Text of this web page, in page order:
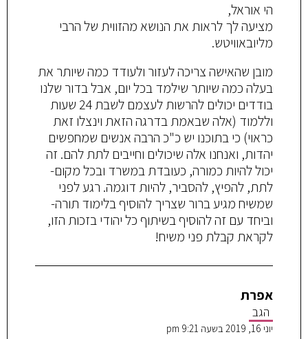
הי אוראל,
מציעה לך לראות את הנושא מהזווית של הרבי
מליובאוויטש.
מובן שהאישה צריכה לעזור ולעודד כמה שיותר את
בעלה כמה שיותר שילמד בכל יום, אבל בדור שלנו
בודדים יכולים להרשות לעצמם לשבת 24 שעות
וללמוד (אלה שבאמת בדרגה הזאת וינצלו זאת
כראוי) כי בתוכנו יש כ"כ הרבה אנשים שמחפשים
יהדות, ואנחנו אלה שיכולים וחייבים לתת להם. זה
יכול להיות כמורה, כעובדת במשרד ובכל מקום-
לתת, להפיץ, להסביר, להיות דוגמה. רגע לפני
שמשיח מגיע ברור שצריך להוסיף בלימוד תורה-
וביחד עם זה להוסיף בשיתוף כל יהודי בזכות הזו,
לקראת קבלת פני משיח!
אפרת
הגב
יוני 16, 2019 בשעה 9:21 pm